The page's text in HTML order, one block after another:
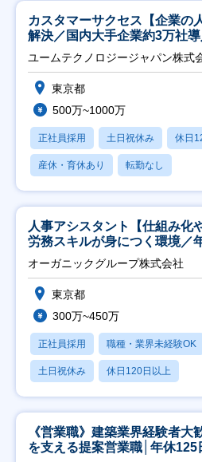
カスタマーサクセス【企業の
解決／国内大手企業約3万社導
ユームテクノロジージャパン株式
東京都
500万~1000万
正社員採用 土日祝休み 休日
産休・育休あり 転勤なし
人事アシスタント【仕組み化
労務スキルが身につく環境／
会社】
オーガニックグループ株式会社
東京都
300万~450万
正社員採用 職種・業界未経験OK
土日祝休み 休日120日以上
《営業職》建築業界経験者大
を支える提案営業職│年休